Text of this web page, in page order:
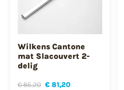
Wilkens Cantone
mat Slacouvert 2-
delig
€ 85,20 € 81,20